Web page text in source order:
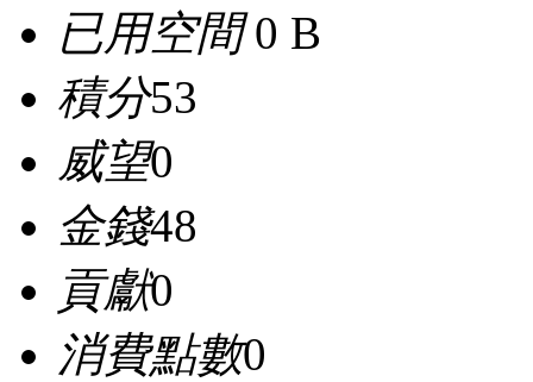
已用空間0 B
積分53
威望0
金錢48
貢獻0
消費點數0